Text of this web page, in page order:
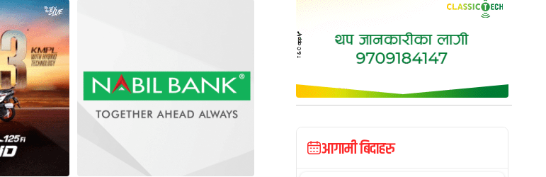
आगामी बिदाहरु